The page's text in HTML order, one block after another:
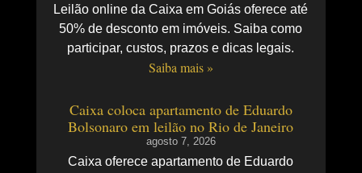
Leilão online da Caixa em Goiás oferece até
50% de desconto em imóveis. Saiba como
participar, custos, prazos e dicas legais.
Saiba mais »
Caixa coloca apartamento de Eduardo
Bolsonaro em leilão no Rio de Janeiro
agosto 7, 2026
Caixa oferece apartamento de Eduardo